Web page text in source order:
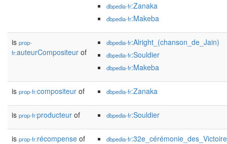
dbpedia-fr:Zanaka
dbpedia-fr:Makeba
is prop-
fr:auteurCompositeur of
dbpedia-fr:Alright_(chanson_de_Jain)
dbpedia-fr:Souldier
dbpedia-fr:Makeba
is prop-fr:compositeur of dbpedia-fr:Zanaka
is prop-fr:producteur of dbpedia-fr:Souldier
is prop-fr:récompense of dbpedia-fr